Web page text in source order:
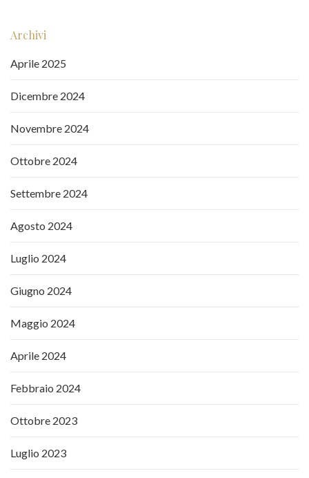
Archivi
Aprile 2025
Dicembre 2024
Novembre 2024
Ottobre 2024
Settembre 2024
Agosto 2024
Luglio 2024
Giugno 2024
Maggio 2024
Aprile 2024
Febbraio 2024
Ottobre 2023
Luglio 2023